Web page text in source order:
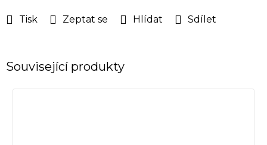
Tisk Zeptat se Hlídat Sdílet
Související produkty